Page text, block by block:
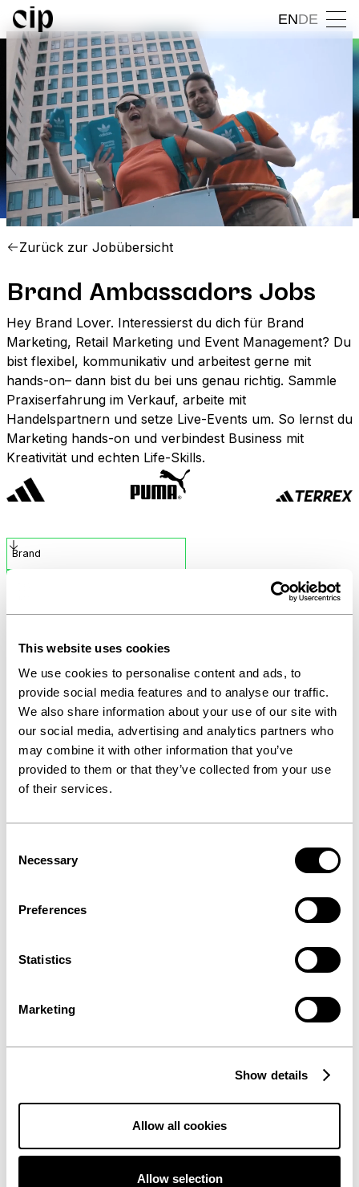
This website uses cookies
We use cookies to personalise content and ads, to
provide social media features and to analyse our traffic.
We also share information about your use of our site with
our social media, advertising and analytics partners who
may combine it with other information that you’ve
provided to them or that they’ve collected from your use
of their services.
Selection
Necessary
Preferences
Statistics
Marketing
Show details
Allow all cookies
Allow selection
ENDE
Zurück zur Jobübersicht
Brand Ambassadors Jobs
Hey Brand Lover. Interessierst du dich für Brand
Marketing, Retail Marketing und Event Management? Du
bist flexibel, kommunikativ und arbeitest gerne mit
hands-on– dann bist du bei uns genau richtig. Sammle
Praxiserfahrung im Verkauf, arbeite mit
Handelspartnern und setze Live-Events um. So lernst du
Marketing hands-on und verbindest Business mit
Kreativität und echten Life-Skills.
Brand
Im Moment gibt es
keine passenden
Jobs.
Job Alert